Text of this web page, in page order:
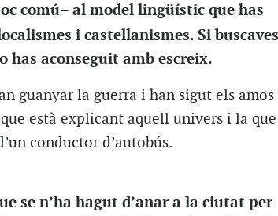
comú– al model lingüístic que has
i castellanismes. Si buscaves
has aconseguit amb escreix.
guanyar la guerra i han sigut els amos
està explicant aquell univers i la que
conductor d’autobús.
se n’ha hagut d’anar a la ciutat per